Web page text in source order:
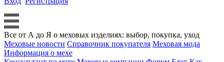
Все от А до Я о меховых изделиях: выбор, покупка, уход
Меховые новости Справочник покупателя Меховая мода
Информация о мехе